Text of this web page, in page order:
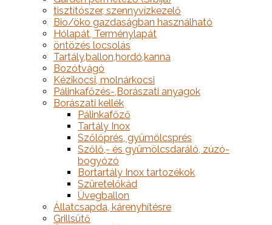
tisztítószer, szennyvízkezelő
Bio/öko gazdaságban használható
Hólapát, Terménylapát
öntözés locsolás
Tartály,ballon,hordó,kanna
Bozótvágó
Kézikocsi, molnárkocsi
Pálinkafőzés-,Borászati anyagok
Borászati kellék
Pálinkafőző
Tartály Inox
Szőlőprés, gyümölcsprés
Szőlő,- és gyümölcsdaráló, zúzó-
bogyózó
Bortartály Inox tartozékok
Szüretelőkád
Üvegballon
Állatcsapda, kárenyhítésre
Grillsütő